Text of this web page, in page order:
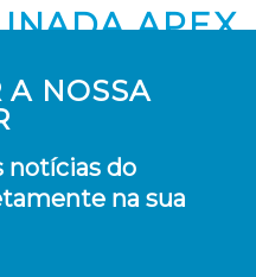
APEX
A NOSSA
notícias do
na sua